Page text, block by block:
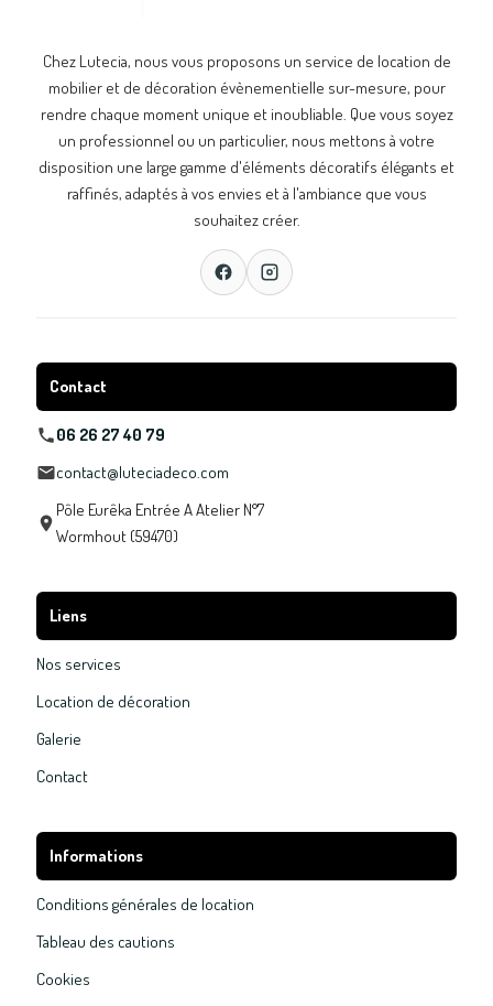
Chez Lutecia, nous vous proposons un service de location de
mobilier et de décoration évènementielle sur-mesure, pour
rendre chaque moment unique et inoubliable. Que vous soyez
un professionnel ou un particulier, nous mettons à votre
disposition une large gamme d'éléments décoratifs élégants et
raffinés, adaptés à vos envies et à l'ambiance que vous
souhaitez créer.
Contact
06 26 27 40 79
contact@luteciadeco.com
Pôle Eurêka Entrée A Atelier N°7
Wormhout (59470)
Liens
Nos services
Location de décoration
Galerie
Contact
Informations
Conditions générales de location
Tableau des cautions
Cookies